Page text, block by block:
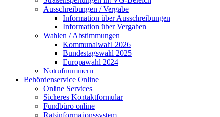
Ausschreibungen / Vergabe
Information über Ausschreibungen
Information über Vergaben
Wahlen / Abstimmungen
Kommunalwahl 2026
Bundestagswahl 2025
Europawahl 2024
Notrufnummern
Behördenservice Online
Online Services
Sicheres Kontaktformular
Fundbüro online
Ratsinformationssystem